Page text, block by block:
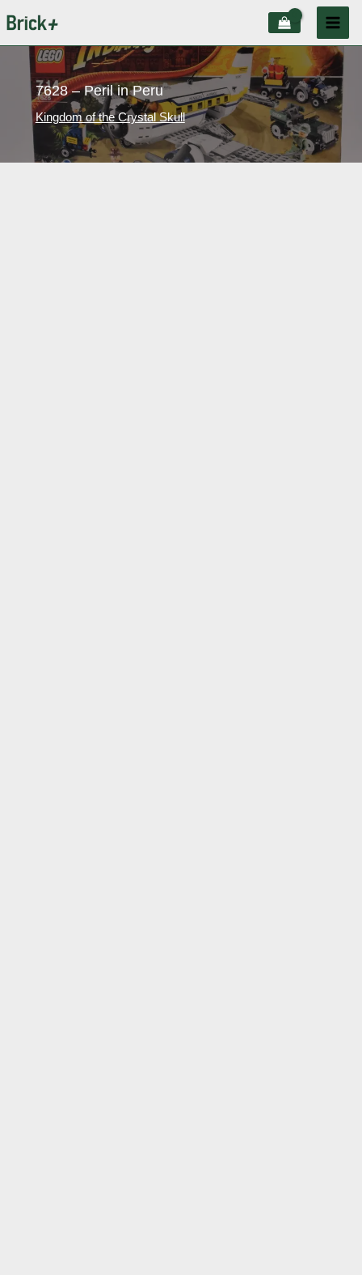
au
contenu
7628 – Peril in Peru
Kingdom of the Crystal Skull